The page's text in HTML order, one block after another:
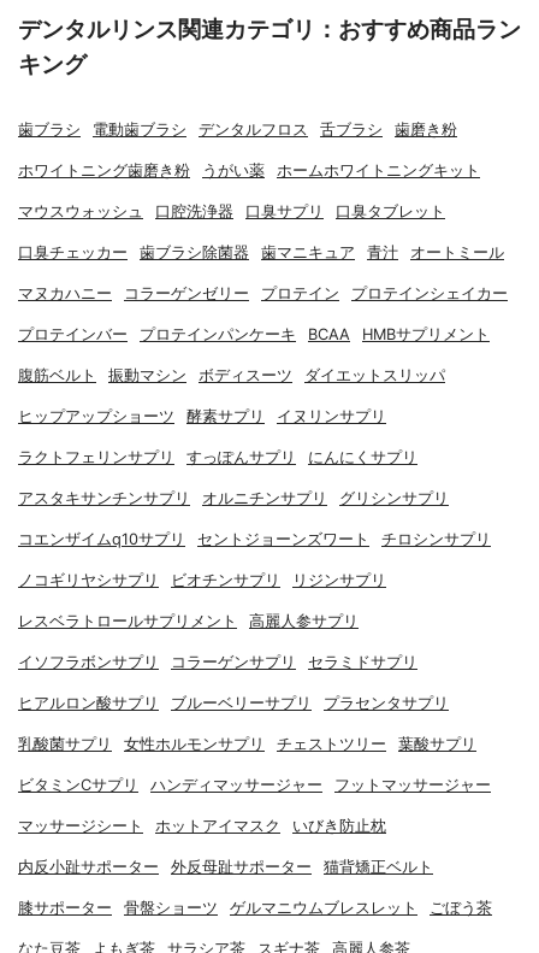
デンタルリンス関連カテゴリ：おすすめ商品ラン
キング
歯ブラシ 電動歯ブラシ デンタルフロス 舌ブラシ 歯磨き粉
ホワイトニング歯磨き粉 うがい薬 ホームホワイトニングキット
マウスウォッシュ 口腔洗浄器 口臭サプリ 口臭タブレット
口臭チェッカー 歯ブラシ除菌器 歯マニキュア 青汁 オートミール
マヌカハニー コラーゲンゼリー プロテイン プロテインシェイカー
プロテインバー プロテインパンケーキ BCAA HMBサプリメント
腹筋ベルト 振動マシン ボディスーツ ダイエットスリッパ
ヒップアップショーツ 酵素サプリ イヌリンサプリ
ラクトフェリンサプリ すっぽんサプリ にんにくサプリ
アスタキサンチンサプリ オルニチンサプリ グリシンサプリ
コエンザイムq10サプリ セントジョーンズワート チロシンサプリ
ノコギリヤシサプリ ビオチンサプリ リジンサプリ
レスベラトロールサプリメント 高麗人参サプリ
イソフラボンサプリ コラーゲンサプリ セラミドサプリ
ヒアルロン酸サプリ ブルーベリーサプリ プラセンタサプリ
乳酸菌サプリ 女性ホルモンサプリ チェストツリー 葉酸サプリ
ビタミンCサプリ ハンディマッサージャー フットマッサージャー
マッサージシート ホットアイマスク いびき防止枕
内反小趾サポーター 外反母趾サポーター 猫背矯正ベルト
膝サポーター 骨盤ショーツ ゲルマニウムブレスレット ごぼう茶
なた豆茶 よもぎ茶 サラシア茶 スギナ茶 高麗人参茶